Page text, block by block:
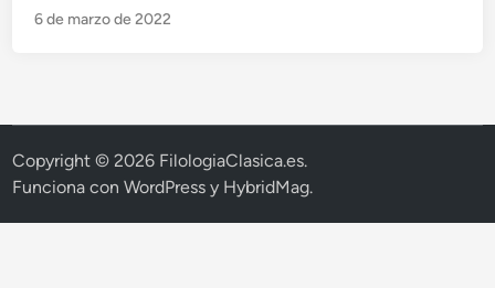
o
6 de marzo de 2022
Copyright © 2026 FilologiaClasica.es.
Funciona conWordPress y HybridMag.